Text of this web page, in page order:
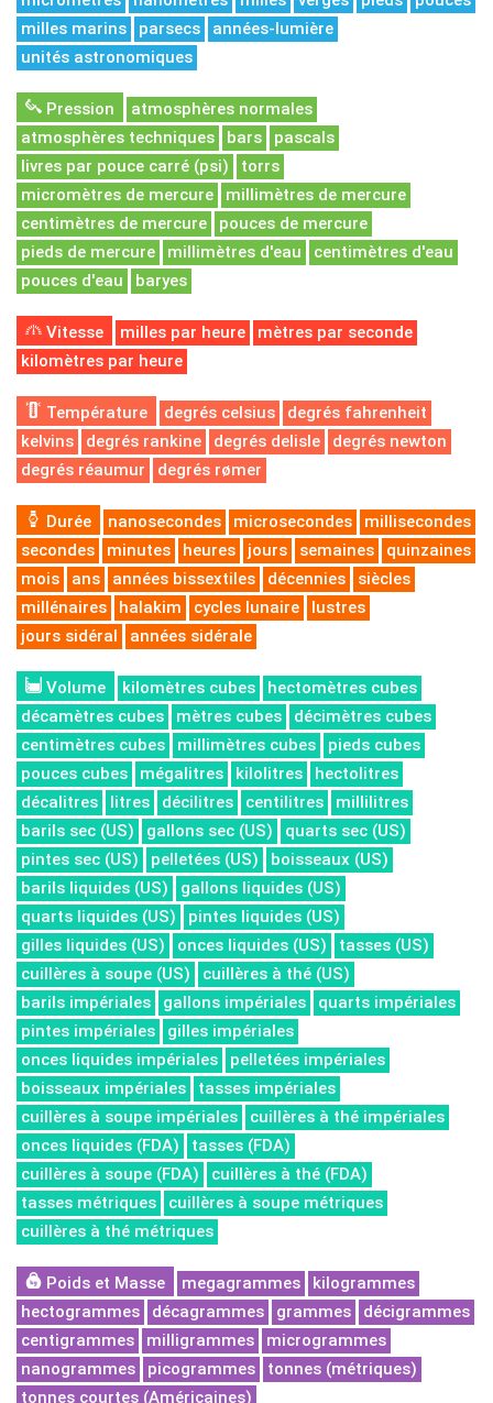
milles marins
parsecs
années-lumière
unités astronomiques
Pression
atmosphères normales
atmosphères techniques
bars
pascals
livres par pouce carré (psi)
torrs
micromètres de mercure
millimètres de mercure
centimètres de mercure
pouces de mercure
pieds de mercure
millimètres d'eau
centimètres d'eau
pouces d'eau
baryes
Vitesse milles par heure
mètres par seconde
kilomètres par heure
Température degrés celsius
degrés fahrenheit
kelvins
degrés rankine degrés delisle
degrés newton
degrés réaumur
degrés rømer
Durée nanosecondes microsecondes
millisecondes
secondes
minutes heures jours semaines
quinzaines
mois
ans années bissextiles décennies
siècles
millénaires
halakim cycles lunaire
lustres
jours sidéral
années sidérale
Volume kilomètres cubes
hectomètres cubes
décamètres cubes
mètres cubes
décimètres cubes
centimètres cubes
millimètres cubes
pieds cubes
pouces cubes
mégalitres kilolitres
hectolitres
décalitres
litres décilitres centilitres
millilitres
barils sec (US)
gallons sec (US)
quarts sec (US)
pintes sec (US)
pelletées (US)
boisseaux (US)
barils liquides (US)
gallons liquides (US)
quarts liquides (US)
pintes liquides (US)
gilles liquides (US)
onces liquides (US)
tasses (US)
cuillères à soupe (US)
cuillères à thé (US)
barils impériales
gallons impériales
quarts impériales
pintes impériales
gilles impériales
onces liquides impériales
pelletées impériales
boisseaux impériales
tasses impériales
cuillères à soupe impériales
cuillères à thé impériales
onces liquides (FDA)
tasses (FDA)
cuillères à soupe (FDA)
cuillères à thé (FDA)
tasses métriques
cuillères à soupe métriques
cuillères à thé métriques
Poids et Masse megagrammes
kilogrammes
hectogrammes
décagrammes grammes
décigrammes
centigrammes
milligrammes
microgrammes
nanogrammes
picogrammes
tonnes (métriques)
tonnes courtes (Américaines)